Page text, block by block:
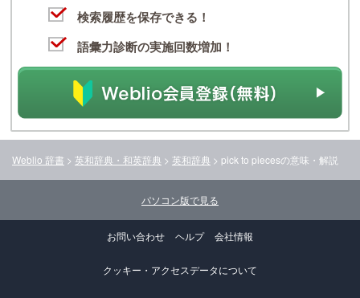
検索履歴を保存できる！
語彙力診断の実施回数増加！
Weblio 辞書 > 英和辞典・和英辞典 > 英和辞典 > pick to piecesの意味・解説
パソコン版で見る
お問い合わせ ヘルプ 会社情報
クッキー・アクセスデータについて